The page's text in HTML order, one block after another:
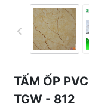
TẤM ỐP
TGW - 812